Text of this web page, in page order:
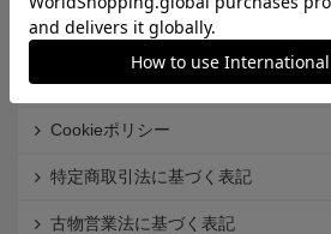
利用規約
個人情報保護方針
Cookieポリシー
特定商取引法に基づく表記
古物営業法に基づく表記